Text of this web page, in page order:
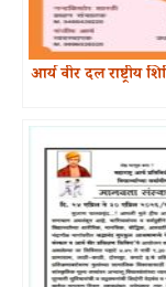
आर्य वीर दल राष्ट्रीय